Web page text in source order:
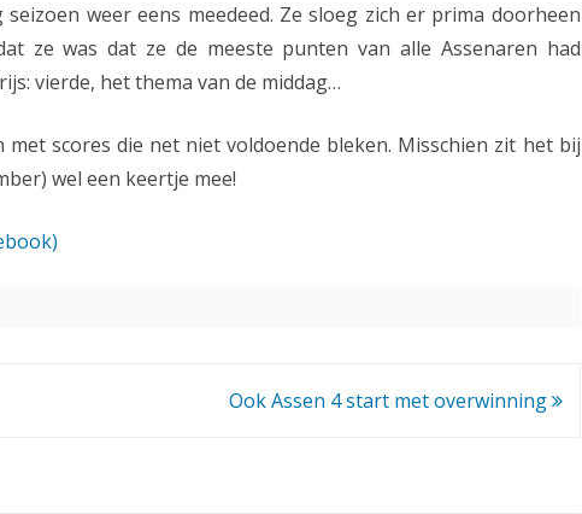
d
e
weer eens meedeed. Ze sloeg zich er prima doorheen
ze was dat ze de meeste punten van alle Assenaren had
vierde, het thema van de middag…
scores die net niet voldoende bleken. Misschien zit het bij
wel een keertje mee!
Ook Assen 4 start met overwinning